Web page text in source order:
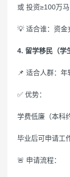
或 投资≥100万
💡 适合谁：资金
4. 留学移民（学
📌 适合人群：
✅ 优势：
学费低廉（本科
毕业后可申请工
🚨 申请流程：